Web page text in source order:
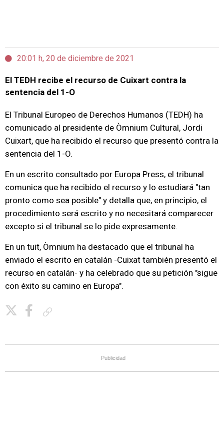
20:01 h, 20 de diciembre de 2021
El TEDH recibe el recurso de Cuixart contra la
sentencia del 1-O
El Tribunal Europeo de Derechos Humanos (TEDH) ha
comunicado al presidente de Òmnium Cultural, Jordi
Cuixart, que ha recibido el recurso que presentó contra la
sentencia del 1-O.
En un escrito consultado por Europa Press, el tribunal
comunica que ha recibido el recurso y lo estudiará "tan
pronto como sea posible" y detalla que, en principio, el
procedimiento será escrito y no necesitará comparecer
excepto si el tribunal se lo pide expresamente.
En un tuit, Òmnium ha destacado que el tribunal ha
enviado el escrito en catalán -Cuixat también presentó el
recurso en catalán- y ha celebrado que su petición "sigue
con éxito su camino en Europa".
Publicidad